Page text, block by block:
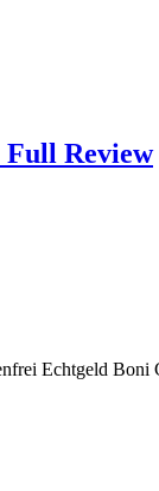
Full Review
Echtgeld